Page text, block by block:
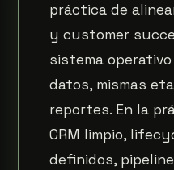
práctica de
y customer
sistema
datos, mismas
reportes. En la
CRM limpio,
definidos,